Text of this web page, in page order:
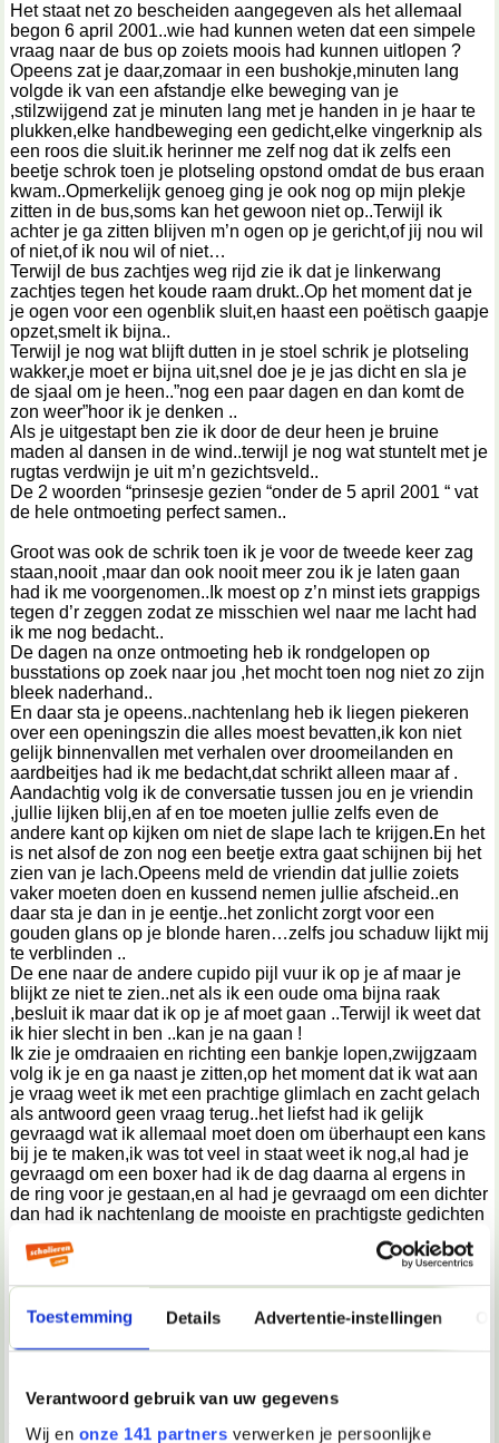
Toestemming Details Advertentie-instellingen
Verantwoord gebruik van uw gegevens
Wij en onze 141 partners verwerken je persoonlijke
Het staat net zo bescheiden aangegeven als het allemaal
begon 6 april 2001..wie had kunnen weten dat een simpele
vraag naar de bus op zoiets moois had kunnen uitlopen ?
Opeens zat je daar,zomaar in een bushokje,minuten lang
volgde ik van een afstandje elke beweging van je
,stilzwijgend zat je minuten lang met je handen in je haar te
plukken,elke handbeweging een gedicht,elke vingerknip als
een roos die sluit.ik herinner me zelf nog dat ik zelfs een
beetje schrok toen je plotseling opstond omdat de bus eraan
kwam..Opmerkelijk genoeg ging je ook nog op mijn plekje
zitten in de bus,soms kan het gewoon niet op..Terwijl ik
achter je ga zitten blijven m’n ogen op je gericht,of jij nou wil
of niet,of ik nou wil of niet
Terwijl de bus zachtjes weg rijd zie ik dat je linkerwang
zachtjes tegen het koude raam drukt..Op het moment dat je
je ogen voor een ogenblik sluit,en haast een poëtisch gaapje
opzet,smelt ik bijna..
Terwijl je nog wat blijft dutten in je stoel schrik je plotseling
wakker,je moet er bijna uit,snel doe je je jas dicht en sla je
de sjaal om je heen..”nog een paar dagen en dan komt de
zon weer”hoor ik je denken ..
Als je uitgestapt ben zie ik door de deur heen je bruine
maden al dansen in de wind..terwijl je nog wat stuntelt met je
rugtas verdwijn je uit m’n gezichtsveld..
De 2 woorden “prinsesje gezien “onder de 5 april 2001 “ vat
de hele ontmoeting perfect samen..
Groot was ook de schrik toen ik je voor de tweede keer zag
staan,nooit ,maar dan ook nooit meer zou ik je laten gaan
had ik me voorgenomen..Ik moest op z’n minst iets grappigs
tegen d’r zeggen zodat ze misschien wel naar me lacht had
ik me nog bedacht..
De dagen na onze ontmoeting heb ik rondgelopen op
busstations op zoek naar jou ,het mocht toen nog niet zo zijn
bleek naderhand..
En daar sta je opeens..nachtenlang heb ik liegen piekeren
over een openingszin die alles moest bevatten,ik kon niet
gelijk binnenvallen met verhalen over droomeilanden en
aardbeitjes had ik me bedacht,dat schrikt alleen maar af .
Aandachtig volg ik de conversatie tussen jou en je vriendin
,jullie lijken blij,en af en toe moeten jullie zelfs even de
andere kant op kijken om niet de slape lach te krijgen.En het
is net alsof de zon nog een beetje extra gaat schijnen bij het
zien van je lach.Opeens meld de vriendin dat jullie zoiets
vaker moeten doen en kussend nemen jullie afscheid..en
daar sta je dan in je eentje..het zonlicht zorgt voor een
gouden glans op je blonde haren…zelfs jou schaduw lijkt mij
te verblinden ..
De ene naar de andere cupido pijl vuur ik op je af maar je
blijkt ze niet te zien..net als ik een oude oma bijna raak
,besluit ik maar dat ik op je af moet gaan ..Terwijl ik weet dat
ik hier slecht in ben ..kan je na gaan !
Ik zie je omdraaien en richting een bankje lopen,zwijgzaam
volg ik je en ga naast je zitten,op het moment dat ik wat aan
je vraag weet ik met een prachtige glimlach en zacht gelach
als antwoord geen vraag terug..het liefst had ik gelijk
gevraagd wat ik allemaal moet doen om überhaupt een kans
bij je te maken,ik was tot veel in staat weet ik nog,al had je
gevraagd om een boxer had ik de dag daarna al ergens in
de ring voor je gestaan,en al had je gevraagd om een dichter
dan had ik nachtenlang de mooiste en prachtigste gedichten
was,bleek achterhand gewoon een prins te zijn ..
Terwijl ik door m’n agenda bladder word ik herinnert aan
dingen die ik het liefst zo snel wil vergeten omdat ik ze
anders alleen maar meer ga missen.De gesprekken in de
zomer op het gras,over waarom de wereld zo naar de klote
kunnen doen,en over het feit dat als iemand zegt dat ie van
je houd,het negen van de tien keer gelogen is..Soms zaten
we minutenlang tegen over elkaar en keken we elkaar alleen